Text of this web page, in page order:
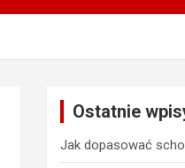
Ostatnie
Jak dopasować